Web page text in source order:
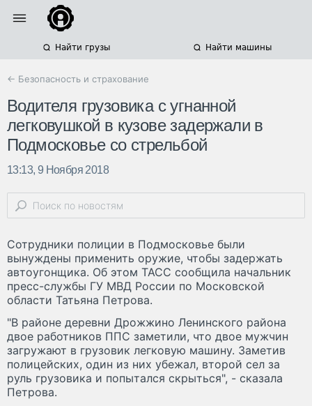
Найти грузы Найти машины
← Безопасность и страхование
Водителя грузовика с угнанной
легковушкой в кузове задержали в
Подмосковье со стрельбой
13:13, 9 Ноября 2018
Сотрудники полиции в Подмосковье были
вынуждены применить оружие, чтобы задержать
автоугонщика. Об этом ТАСС сообщила начальник
пресс-службы ГУ МВД России по Московской
области Татьяна Петрова.
"В районе деревни Дрожжино Ленинского района
двое работников ППС заметили, что двое мужчин
загружают в грузовик легковую машину. Заметив
полицейских, один из них убежал, второй сел за
руль грузовика и попытался скрыться", - сказала
Петрова.